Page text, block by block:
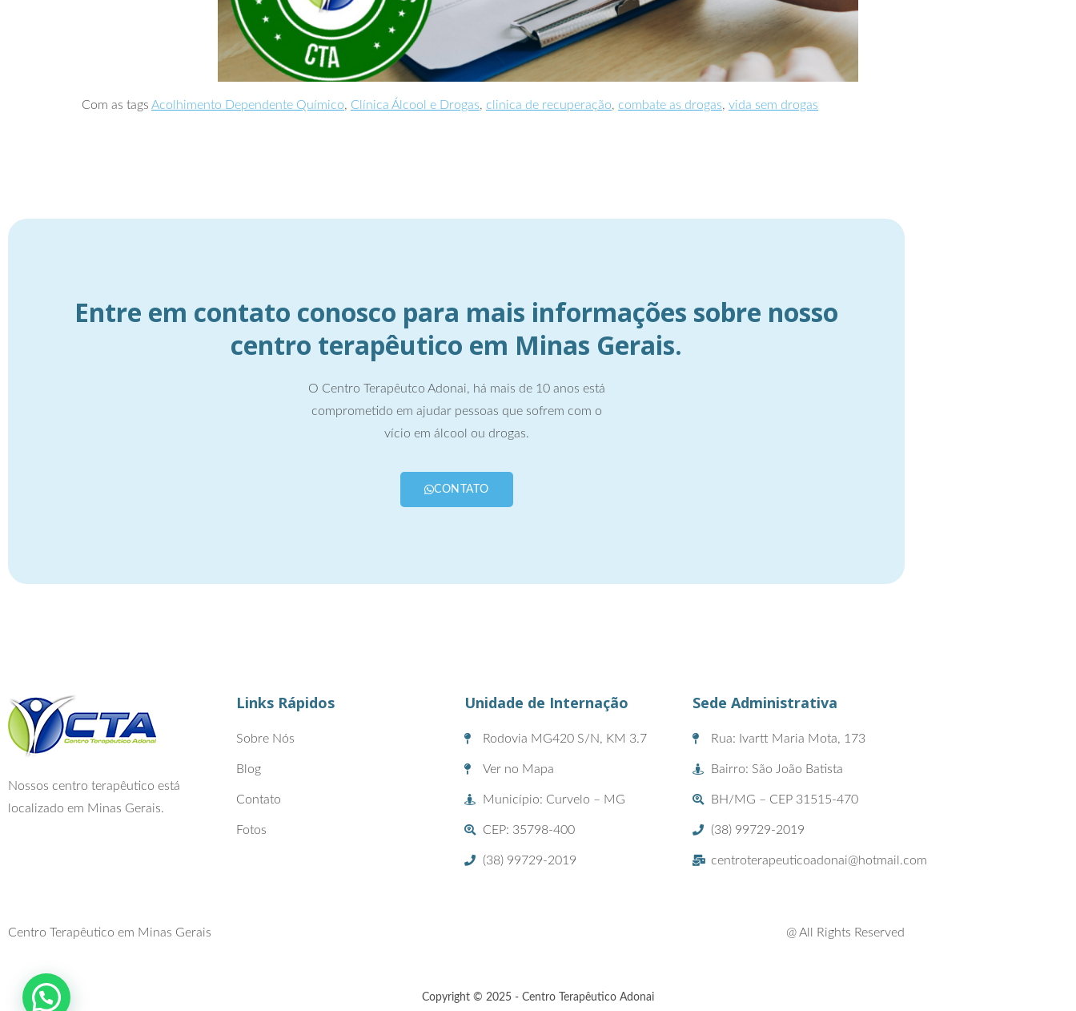
Com as tags Acolhimento Dependente Químico, Clínica Álcool e Drogas, clinica de recuperação, combate as drogas, vida sem drogas
Entre em contato conosco para mais informações sobre nosso
centro terapêutico em Minas Gerais.
O Centro Terapêutco Adonai, há mais de 10 anos está
comprometido em ajudar pessoas que sofrem com o
vício em álcool ou drogas.
CONTATO
Nossos centro terapêutico está
localizado em Minas Gerais.
Links Rápidos
Sobre Nós
Blog
Contato
Fotos
Unidade de Internação
Rodovia MG420 S/N, KM 3.7
Ver no Mapa
Município: Curvelo – MG
CEP: 35798-400
(38) 99729-2019
Sede Administrativa
Rua: Ivartt Maria Mota, 173
Bairro: São João Batista
BH/MG – CEP 31515-470
(38) 99729-2019
centroterapeuticoadonai@hotmail.com
Centro Terapêutico em Minas Gerais @ All Rights Reserved
Copyright © 2025 - Centro Terapêutico Adonai